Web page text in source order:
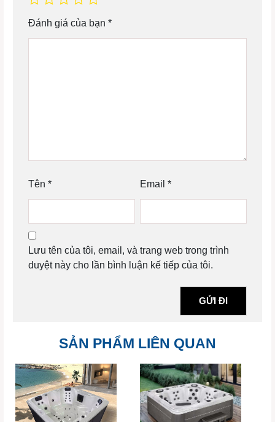
Đánh giá của bạn *
Tên * Email *
Lưu tên của tôi, email, và trang web trong trình
duyệt này cho lần bình luận kế tiếp của tôi.
SẢN PHẨM LIÊN QUAN